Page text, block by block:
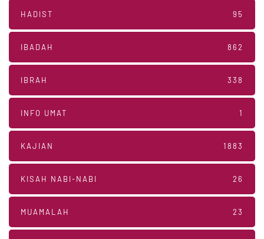
HADIST 95
IBADAH 862
IBRAH 338
INFO UMAT 1
KAJIAN 1883
KISAH NABI-NABI 26
MUAMALAH 23